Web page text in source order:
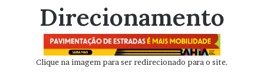
Direcionamento
Clique na imagem para ser redirecionado para o site.